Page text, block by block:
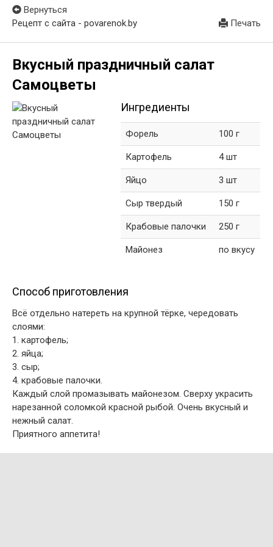
Вернуться
Рецепт с сайта - povarenok.by
Печать
Вкусный праздничный салат
Самоцветы
Ингредиенты
Форель 100 г
Картофель 4 шт
Яйцо 3 шт
Сыр твердый 150 г
Крабовые палочки 250 г
Майонез по вкусу
Способ приготовления
Всё отдельно натереть на крупной тёрке, чередовать
слоями:
1. картофель;
2. яйца;
3. сыр;
4. крабовые палочки.
Каждый слой промазывать майонезом. Сверху украсить
нарезанной соломкой красной рыбой. Очень вкусный и
нежный салат.
Приятного аппетита!